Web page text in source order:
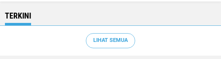
TERKINI
LIHAT SEMUA